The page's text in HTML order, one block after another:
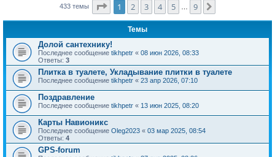
433 темы Страница1 из
1 2 3 4 5 9
Темы
Долой сантехнику!
Последнее сообщение tikhpetr « 08 июн 2026, 08:33
Ответы: 3
Плитка в туалете, Укладывание плитки в туалете
Последнее сообщение tikhpetr « 23 апр 2026, 07:10
Поздравление
Последнее сообщение tikhpetr « 13 июн 2025, 08:20
Карты Навионикс
Последнее сообщение Oleg2023 « 03 мар 2025, 08:54
Ответы: 4
GPS-forum